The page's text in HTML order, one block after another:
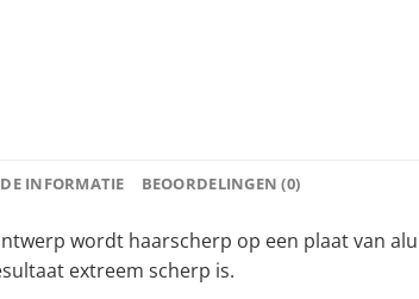
INFORMATIE BEOORDELINGEN (0)
wordt haarscherp op een plaat van
extreem scherp is.